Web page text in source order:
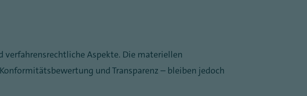
Aspekte. Die materiellen
und Transparenz – bleiben jedoch